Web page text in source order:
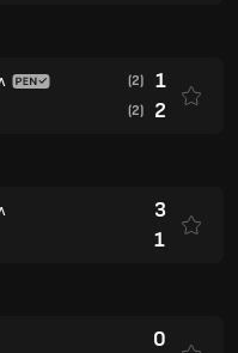
(2) 1
(2) 2
3
1
0